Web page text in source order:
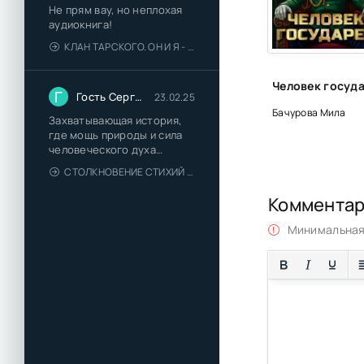
Не прям вау, но неплохая
аудиокнига!
КЛАН ТАРСКОГО. ОН И Я - ЕЛЕНА ТОДОРОВА (1)
Г Гость Сергей 23.02.25
Захватывающая история,
где мощь природы и сила
человеческого духа
сплетаются в напряжённый
и
СТОЛКНОВЕНИЕ СТИХИЙ - ВАЛЕРИЙ ГУМИНСКИЙ
30
31
Бачурова Мила